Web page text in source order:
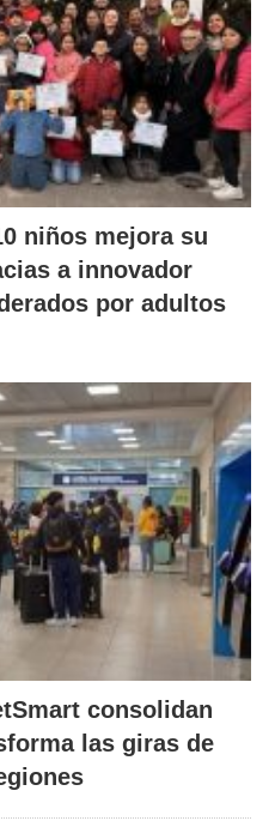
niños mejora su
a innovador
por adultos
consolidan
las giras de